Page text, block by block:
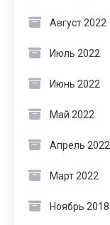
Август 2022
Июль 2022
Июнь 2022
Май 2022
Апрель 2022
Март 2022
Ноябрь 2018